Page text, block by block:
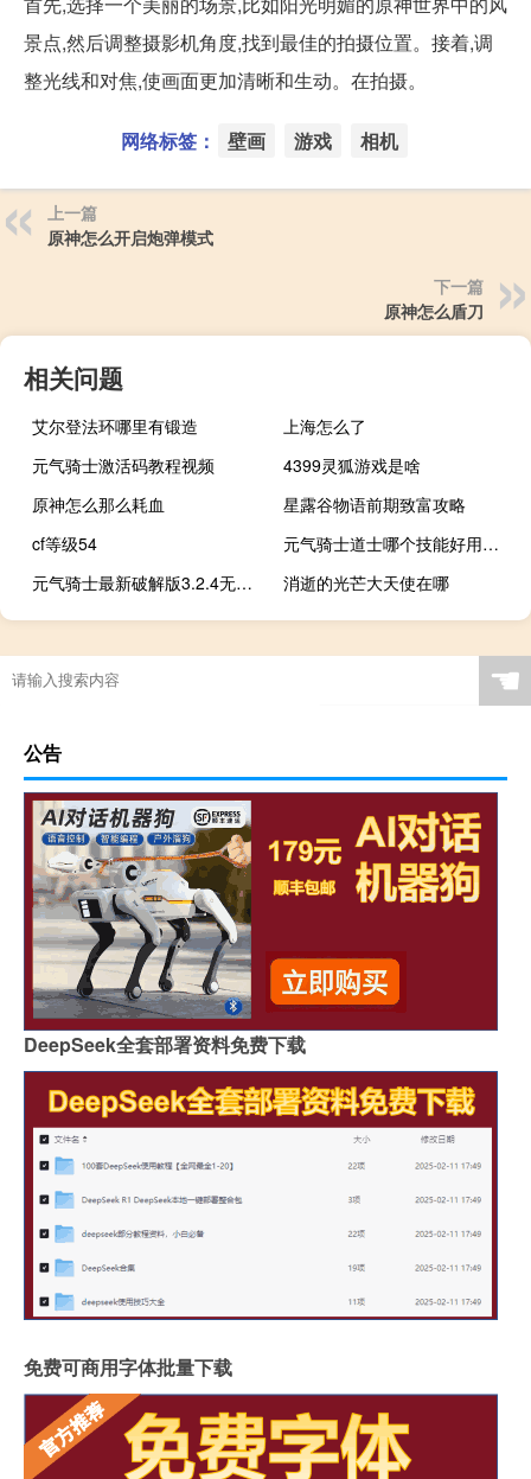
景点,然后调整摄影机角度,找到最佳的拍摄位置。接着,调
整光线和对焦,使画面更加清晰和生动。在拍摄。
网络标签： 壁画 游戏 相机
上一篇
原神怎么开启炮弹模式
下一篇
原神怎么盾刀
相关问题
艾尔登法环哪里有锻造
上海怎么了
元气骑士激活码教程视频
4399灵狐游戏是啥
原神怎么那么耗血
星露谷物语前期致富攻略
cf等级54
元气骑士道士哪个技能好用可以浮游
元气骑士最新破解版3.2.4无邪~魔极天道
消逝的光芒大天使在哪
☚
公告
DeepSeek全套部署资料免费下载
免费可商用字体批量下载